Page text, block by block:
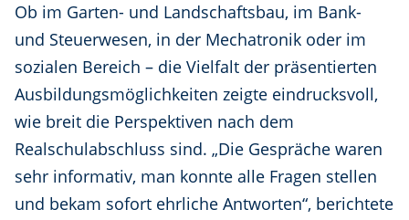
Ob im Garten- und Landschaftsbau, im Bank-
und Steuerwesen, in der Mechatronik oder im
sozialen Bereich – die Vielfalt der präsentierten
Ausbildungsmöglichkeiten zeigte eindrucksvoll,
wie breit die Perspektiven nach dem
Realschulabschluss sind. „Die Gespräche waren
sehr informativ, man konnte alle Fragen stellen
und bekam sofort ehrliche Antworten“, berichtete